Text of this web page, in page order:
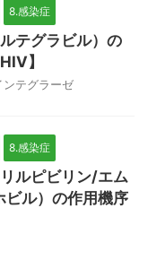
8.感染症
テグラビル）の
】
ンテグラーゼ
8.感染症
ルピビリン/エム
ビル）の作用機序